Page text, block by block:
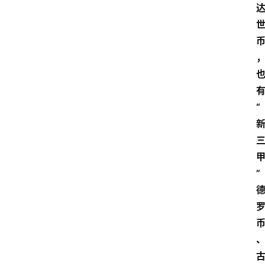
达
世
币
，
也
有
“
新
三
甲
”
德
罗
币
、
古